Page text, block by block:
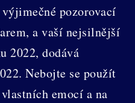
pozorovací
a vaší nejsilnější
2022, dodává
Nebojte se použít
emocí a na